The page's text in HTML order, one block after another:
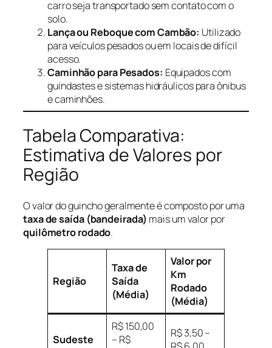
carro seja transportado sem contato com o
solo.
Lança ou Reboque com Cambão: Utilizado
para veículos pesados ou em locais de difícil
acesso.
Caminhão para Pesados: Equipados com
guindastes e sistemas hidráulicos para ônibus
e caminhões.
Tabela Comparativa:
Estimativa de Valores por
Região
O valor do guincho geralmente é composto por uma
taxa de saída (bandeirada) mais um valor por
quilômetro rodado.
Região
Taxa de
Saída
(Média)
Valor por
Km
Rodado
(Média)
Sudeste
R$ 150,00
– R$
R$ 3,50 –